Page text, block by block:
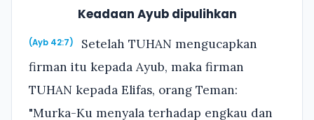
Keadaan Ayub dipulihkan
(Ayb 42:7)
Setelah TUHAN mengucapkan
firman itu kepada Ayub, maka firman
TUHAN kepada Elifas, orang Teman:
"Murka-Ku menyala terhadap engkau dan